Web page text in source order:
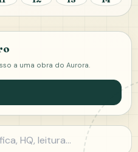
a uma obra do Aurora.